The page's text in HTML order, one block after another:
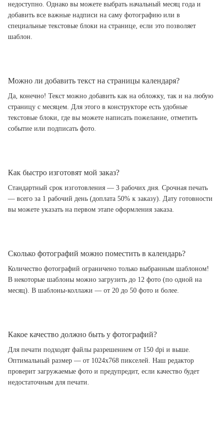
недоступно. Однако вы можете выбрать начальный месяц года и
добавить все важные надписи на саму фотографию или в
специальные текстовые блоки на странице, если это позволяет
шаблон.
Можно ли добавить текст на страницы календаря?
Да, конечно! Текст можно добавить как на обложку, так и на любую
страницу с месяцем. Для этого в конструкторе есть удобные
текстовые блоки, где вы можете написать пожелание, отметить
событие или подписать фото.
Как быстро изготовят мой заказ?
Стандартный срок изготовления — 3 рабочих дня. Срочная печать
— всего за 1 рабочий день (доплата 50% к заказу). Дату готовности
вы можете указать на первом этапе оформления заказа.
Сколько фотографий можно поместить в календарь?
Количество фотографий ограничено только выбранным шаблоном!
В некоторые шаблоны можно загрузить до 12 фото (по одной на
месяц). В шаблоны-коллажи — от 20 до 50 фото и более.
Какое качество должно быть у фотографий?
Для печати подходят файлы разрешением от 150 dpi и выше.
Оптимальный размер — от 1024x768 пикселей. Наш редактор
проверит загружаемые фото и предупредит, если качество будет
недостаточным для печати.